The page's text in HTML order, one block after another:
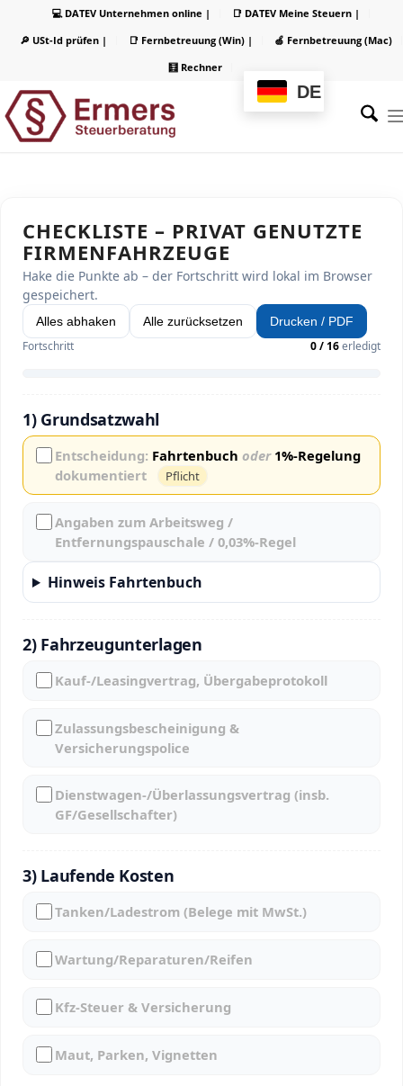
💻 DATEV Unternehmen online |
📑 DATEV Meine Steuern |
🔎 USt-Id prüfen |
📑 Fernbetreuung (Win) |
🍏 Fernbetreuung (Mac)
🧮 Rechner
DE
CHECKLISTE – PRIVAT GENUTZTE
FIRMENFAHRZEUGE
Hake die Punkte ab – der Fortschritt wird lokal im Browser
gespeichert.
Alles abhaken Alle zurücksetzen Drucken / PDF
Fortschritt 0 / 16erledigt
1) Grundsatzwahl
Entscheidung: Fahrtenbuch oder 1%-Regelung
dokumentiert
Pflicht
Angaben zum Arbeitsweg /
Entfernungspauschale / 0,03%-Regel
Hinweis Fahrtenbuch
2) Fahrzeugunterlagen
Kauf-/Leasingvertrag, Übergabeprotokoll
Zulassungsbescheinigung &
Versicherungspolice
Dienstwagen-/Überlassungsvertrag (insb.
GF/Gesellschafter)
3) Laufende Kosten
Tanken/Ladestrom (Belege mit MwSt.)
Wartung/Reparaturen/Reifen
Kfz-Steuer & Versicherung
Maut, Parken, Vignetten